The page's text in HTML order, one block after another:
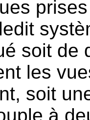
soit de
les
soit
à